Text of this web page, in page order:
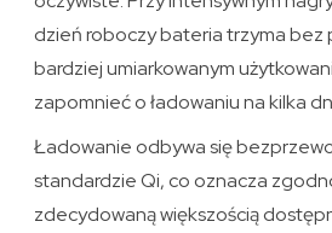
dzień roboczy bateria trzyma bez
bardziej umiarkowanym
zapomnieć o ładowaniu na kilka
Ładowanie odbywa się
standardzie Qi, co oznacza
zdecydowaną większością